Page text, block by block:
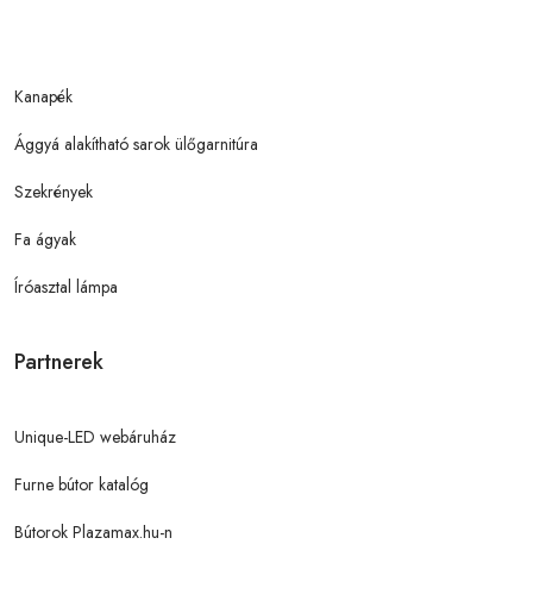
Kanapék
Ággyá alakítható sarok ülőgarnitúra
Szekrények
Fa ágyak
Íróasztal lámpa
Partnerek
Unique-LED webáruház
Furne bútor katalóg
Bútorok Plazamax.hu-n